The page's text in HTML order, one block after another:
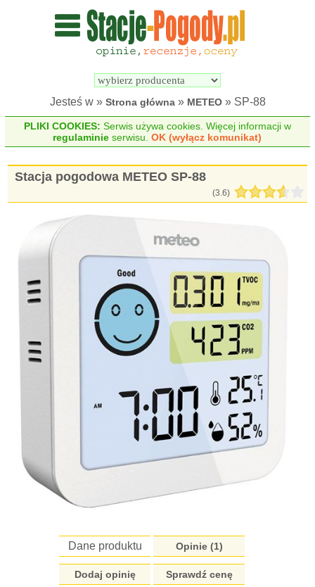
Wyszukiwarka
pogodowych
Jesteś w » Strona główna» METEO» SP-88
PLIKI COOKIES: Serwis używa cookies. Więcej informacji w
regulaminie serwisu.OK (wyłącz komunikat)
Stacja pogodowa METEO SP-88
(3.6)
Dane produktu Opinie (1)
Dodaj opinię Sprawdź cenę